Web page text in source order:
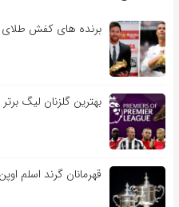
برنده های کفش طلای
بهترین گلزنان لیگ
قهرمانان گرند اسلم